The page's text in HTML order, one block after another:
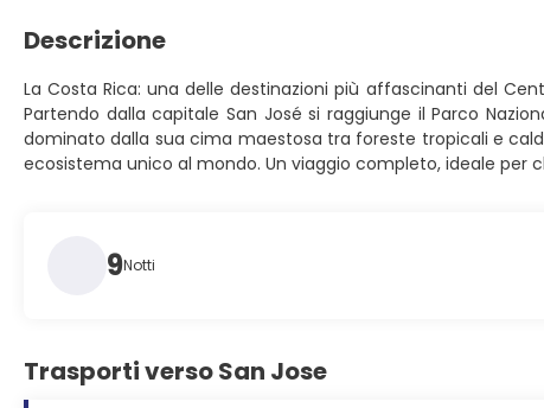
Descrizione
La Costa Rica: una delle destinazioni più affascinanti del
Partendo dalla capitale San José si raggiunge il Parco
dominato dalla sua cima maestosa tra foreste tropicali e
ecosistema unico al mondo. Un viaggio completo, ideale per
9Notti
Trasporti verso San Jose